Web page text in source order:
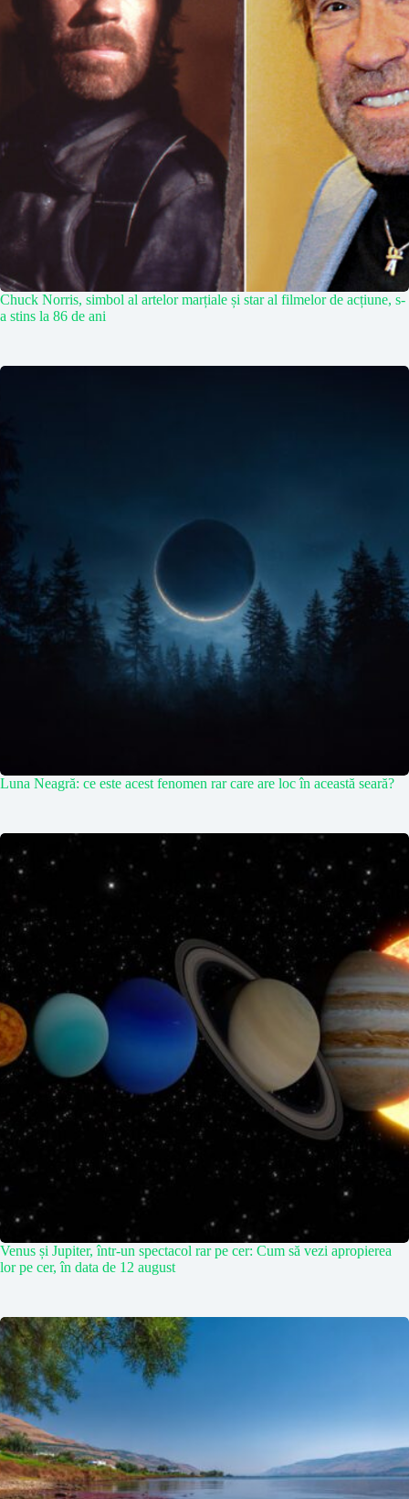
Chuck Norris, simbol al artelor marțiale și star al filmelor de acțiune, s-
a stins la 86 de ani
Luna Neagră: ce este acest fenomen rar care are loc în această seară?
Venus și Jupiter, într-un spectacol rar pe cer: Cum să vezi apropierea
lor pe cer, în data de 12 august